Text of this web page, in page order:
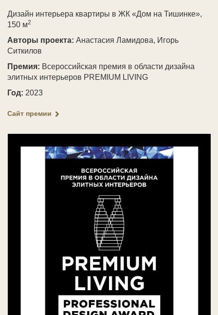
Дизайн интерьера квартиры в ЖК «Дом на Тишинке»,
150 м2
Авторы проекта: Анастасия Ламидова, Игорь
Ситкилов
Премия: Всероссийская премия в области дизайна
элитных интерьеров PREMIUM LIVING
Год: 2023
Сайт премии